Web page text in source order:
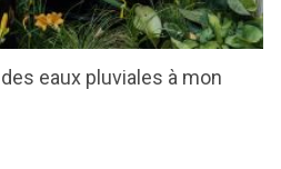
eaux pluviales à mon